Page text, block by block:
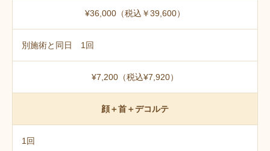
¥36,000（税込￥39,600）
別施術と同日 1回
¥7,200（税込¥7,920）
顔＋首＋デコルテ
1回